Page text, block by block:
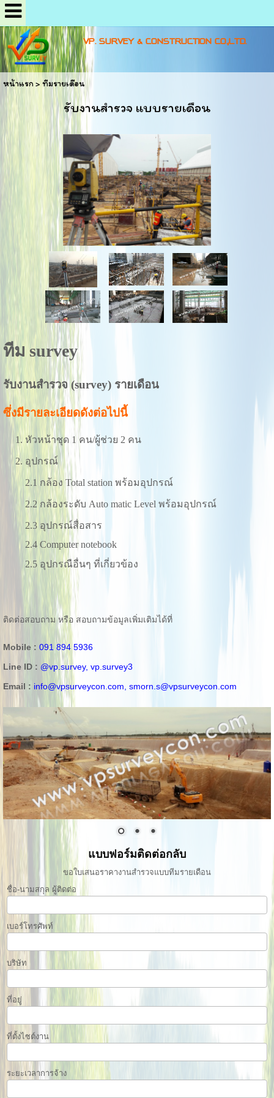
VP. SURVEY & CONSTRUCTION CO.,LTD.
หน้าแรก > ทีมรายเดือน
รับงานสำรวจ แบบรายเดือน
ทีม survey
รับงานสำรวจ (survey) รายเดือน
ซึ่งมีรายละเอียดดังต่อไปนี้
1. หัวหน้าชุด 1 คน/ผู้ช่วย 2 คน
2. อุปกรณ์
2.1 กล้อง Total station พร้อมอุปกรณ์
2.2 กล้องระดับ Auto matic Level พร้อมอุปกรณ์
2.3 อุปกรณ์สื่อสาร
2.4 Computer notebook
2.5 อุปกรณือื่นๆ ที่เกี่ยวข้อง
ติดต่อสอบถาม หรือ สอบถามข้อมูลเพิ่มเติมได้ที่
Mobile : 091 894 5936
Line ID : @vp.survey, vp.survey3
Email : info@vpsurveycon.com, smorn.s@vpsurveycon.com
แบบฟอร์มติดต่อกลับ
ขอใบเสนอราคางานสำรวจแบบทีมรายเดือน
ชื่อ-นามสกุล ผู้ติดต่อ
เบอร์โทรศัพท์
บริษัท
ที่อยู่
ที่ตั้งไซต์งาน
ระยะเวลาการจ้าง